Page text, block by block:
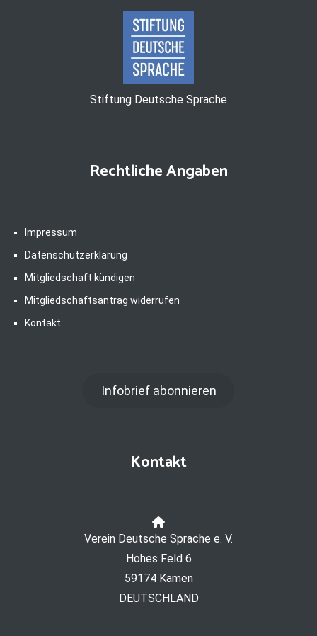
Stiftung Deutsche Sprache
Rechtliche Angaben
Impressum
Datenschutzerklärung
Mitgliedschaft kündigen
Mitgliedschaftsantrag widerrufen
Kontakt
Infobrief abonnieren
Kontakt
Verein Deutsche Sprache e. V.
Hohes Feld 6
59174 Kamen
DEUTSCHLAND